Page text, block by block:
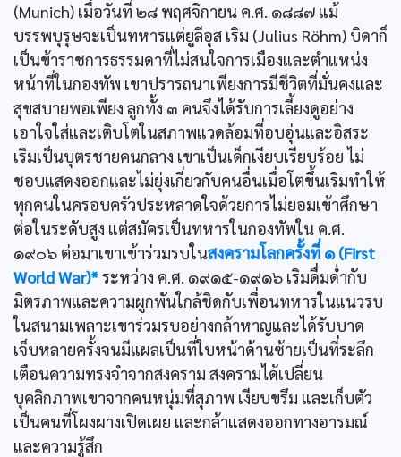
(Munich) เมื่อวันที่ ๒๘ พฤศจิกายน ค.ศ. ๑๘๘๗ แม้
บรรพบุรุษจะเป็นทหารแต่ยูลีอุส เริม (Julius Röhm) บิดาก็
เป็นข้าราชการธรรมดาที่ไม่สนใจการเมืองและตำแหน่ง
หน้าที่ในกองทัพ เขาปรารถนาเพียงการมีชีวิตที่มั่นคงและ
สุขสบายพอเพียง ลูกทั้ง ๓ คนจึงได้รับการเลี้ยงดูอย่าง
เอาใจใส่และเติบโตในสภาพแวดล้อมที่อบอุ่นและอิสระ
เริมเป็นบุตรชายคนกลาง เขาเป็นเด็กเงียบเรียบร้อย ไม่
ชอบแสดงออกและไม่ยุ่งเกี่ยวกับคนอื่นเมื่อโตขึ้นเริมทำให้
ทุกคนในครอบครัวประหลาดใจด้วยการไม่ยอมเข้าศึกษา
ต่อในระดับสูง แต่สมัครเป็นทหารในกองทัพใน ค.ศ.
๑๙๐๖ ต่อมาเขาเข้าร่วมรบในสงครามโลกครั้งที่ ๑ (First
World War)*ระหว่าง ค.ศ. ๑๙๑๕-๑๙๑๖ เริมดื่มดํ่ากับ
มิตรภาพและความผูกพันใกล้ชิดกับเพื่อนทหารในแนวรบ
ในสนามเพลาะเขาร่วมรบอย่างกล้าหาญและได้รับบาด
เจ็บหลายครั้งจนมีแผลเป็นที่ใบหน้าด้านซ้ายเป็นที่ระลึก
เตือนความทรงจำจากสงคราม สงครามได้เปลี่ยน
บุคลิกภาพเขาจากคนหนุ่มที่สุภาพ เงียบขรึม และเก็บตัว
เป็นคนที่โผงผางเปิดเผย และกล้าแสดงออกทางอารมณ์
และความรู้สึก